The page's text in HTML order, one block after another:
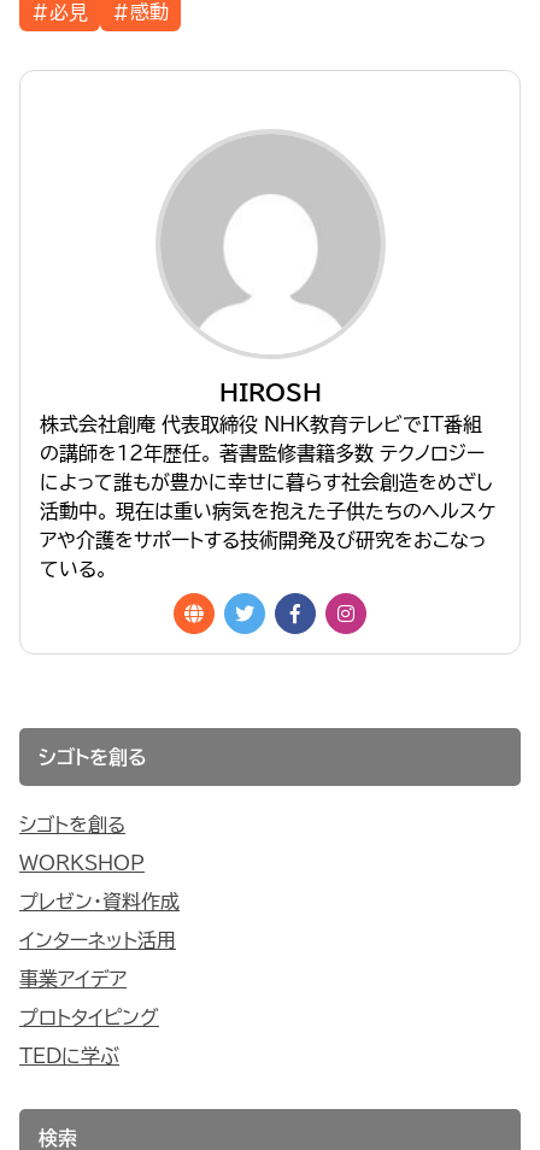
#必見
#感動
HIROSH
株式会社創庵 代表取締役 NHK教育テレビでIT番組
の講師を１２年歴任。 著書監修書籍多数 テクノロジー
によって誰もが豊かに幸せに暮らす社会創造をめざし
活動中。 現在は重い病気を抱えた子供たちのヘルスケ
アや介護をサポートする技術開発及び研究をおこなっ
ている。
シゴトを創る
シゴトを創る
WORKSHOP
プレゼン・資料作成
インターネット活用
事業アイデア
プロトタイピング
TEDに学ぶ
検索